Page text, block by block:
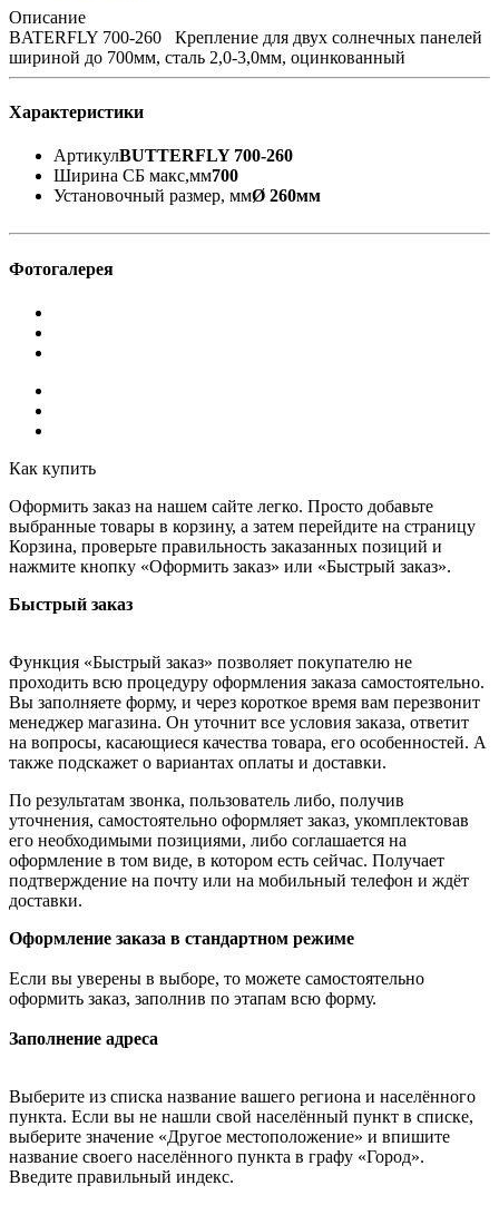
Описание
BATERFLY 700-260 Крепление для двух солнечных панелей
шириной до 700мм, сталь 2,0-3,0мм, оцинкованный
Характеристики
АртикулBUTTERFLY 700-260
Ширина СБ макс,мм700
Установочный размер, ммØ 260мм
Фотогалерея
Как купить
Оформить заказ на нашем сайте легко. Просто добавьте
выбранные товары в корзину, а затем перейдите на страницу
Корзина, проверьте правильность заказанных позиций и
нажмите кнопку «Оформить заказ» или «Быстрый заказ».
Быстрый заказ
Функция «Быстрый заказ» позволяет покупателю не
проходить всю процедуру оформления заказа самостоятельно.
Вы заполняете форму, и через короткое время вам перезвонит
менеджер магазина. Он уточнит все условия заказа, ответит
на вопросы, касающиеся качества товара, его особенностей. А
также подскажет о вариантах оплаты и доставки.
По результатам звонка, пользователь либо, получив
уточнения, самостоятельно оформляет заказ, укомплектовав
его необходимыми позициями, либо соглашается на
оформление в том виде, в котором есть сейчас. Получает
подтверждение на почту или на мобильный телефон и ждёт
доставки.
Оформление заказа в стандартном режиме
Если вы уверены в выборе, то можете самостоятельно
оформить заказ, заполнив по этапам всю форму.
Заполнение адреса
Выберите из списка название вашего региона и населённого
пункта. Если вы не нашли свой населённый пункт в списке,
выберите значение «Другое местоположение» и впишите
название своего населённого пункта в графу «Город».
Введите правильный индекс.